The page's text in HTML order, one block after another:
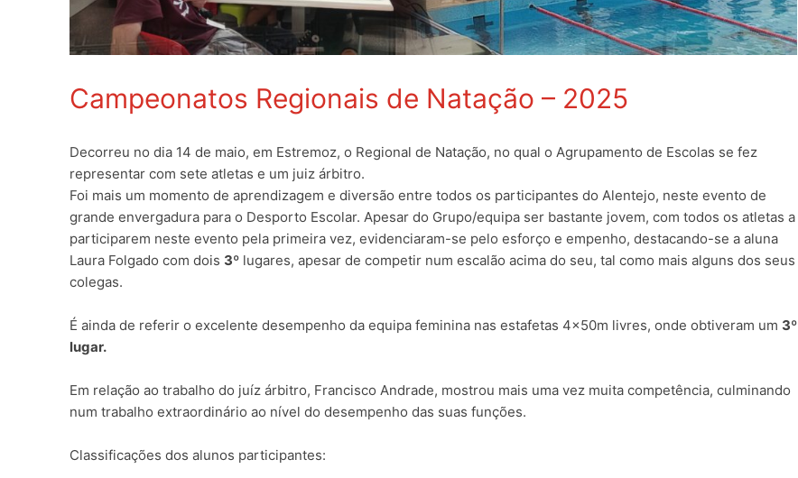
Campeonatos Regionais de Natação – 2025
Decorreu no dia 14 de maio, em Estremoz, o Regional de Natação, no qual o Agrupamento de Escolas se fez
representar com sete atletas e um juiz árbitro.
Foi mais um momento de aprendizagem e diversão entre todos os participantes do Alentejo, neste evento de
grande envergadura para o Desporto Escolar. Apesar do Grupo/equipa ser bastante jovem, com todos os atletas a
participarem neste evento pela primeira vez, evidenciaram-se pelo esforço e empenho, destacando-se a aluna
Laura Folgado com dois 3º lugares, apesar de competir num escalão acima do seu, tal como mais alguns dos seus
colegas.
É ainda de referir o excelente desempenho da equipa feminina nas estafetas 4x50m livres, onde obtiveram um 3º
lugar.
Em relação ao trabalho do juíz árbitro, Francisco Andrade, mostrou mais uma vez muita competência, culminando
num trabalho extraordinário ao nível do desempenho das suas funções.
Classificações dos alunos participantes: